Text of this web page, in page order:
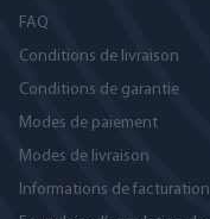
FAQ
Conditions de livraison
Conditions de garantie
Modes de paiement
Modes de livraison
Informations de facturation